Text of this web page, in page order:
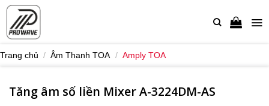
Bỏ
nội
Trang chủ / Âm Thanh TOA / Amply TOA
Tăng âm số liền Mixer A-3224DM-AS